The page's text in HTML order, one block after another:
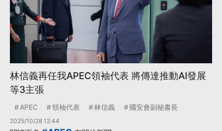
林信義再任我APEC領袖代表 將傳達推動AI發展
等3主張
APEC 領袖代表 林信義 國安會副秘書長
2025/10/28 12:44